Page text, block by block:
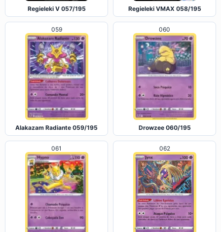
Regieleki V 057/195 Regieleki VMAX 058/195
059
Alakazam Radiante 059/195
060
Drowzee 060/195
061 062